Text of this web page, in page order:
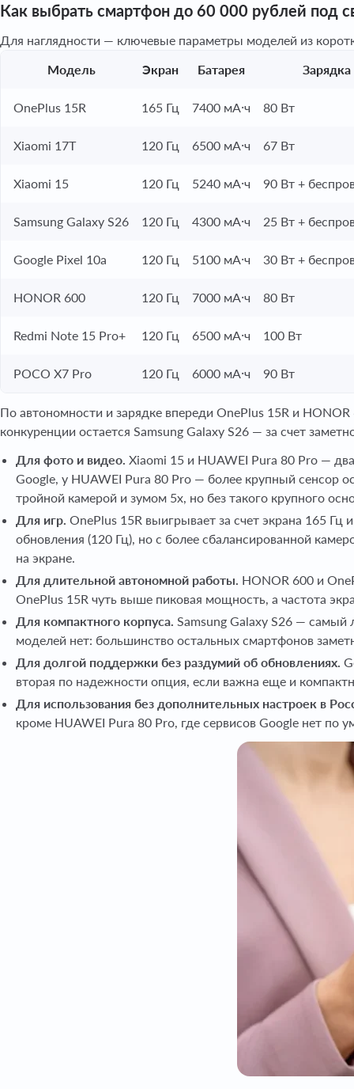
Как выбрать смартфон до 60 000 рублей под
Для наглядности — ключевые параметры моделей из
Модель
Экран Батарея Зарядка
OnePlus 15R 165 Гц 7400 мА·ч 80 Вт
Xiaomi 17T 120 Гц 6500 мА·ч 67 Вт
Xiaomi 15 120 Гц 5240 мА·ч 90 Вт +
Samsung Galaxy S26 120 Гц 4300 мА·ч 25 Вт +
Google Pixel 10a 120 Гц 5100 мА·ч 30 Вт +
HONOR 600 120 Гц 7000 мА·ч 80 Вт
Redmi Note 15 Pro+ 120 Гц 6500 мА·ч 100 Вт
POCO X7 Pro 120 Гц 6000 мА·ч 90 Вт
По автономности и зарядке впереди OnePlus 15R и
конкуренции остается Samsung Galaxy S26 — за счет
Для фото и видео. Xiaomi 15 и HUAWEI Pura 80 Pro —
Google, у HUAWEI Pura 80 Pro — более крупный сенсор
тройной камерой и зумом 5x, но без такого крупного
Для игр. OnePlus 15R выигрывает за счет экрана 165
обновления (120 Гц), но с более сбалансированной
на экране.
Для длительной автономной работы. HONOR 600 и
OnePlus 15R чуть выше пиковая мощность, а частота
Для компактного корпуса. Samsung Galaxy S26 — самый
моделей нет: большинство остальных смартфонов
Для долгой поддержки без раздумий об обновлениях.
вторая по надежности опция, если важна еще и
Для использования без дополнительных настроек в
кроме HUAWEI Pura 80 Pro, где сервисов Google нет по